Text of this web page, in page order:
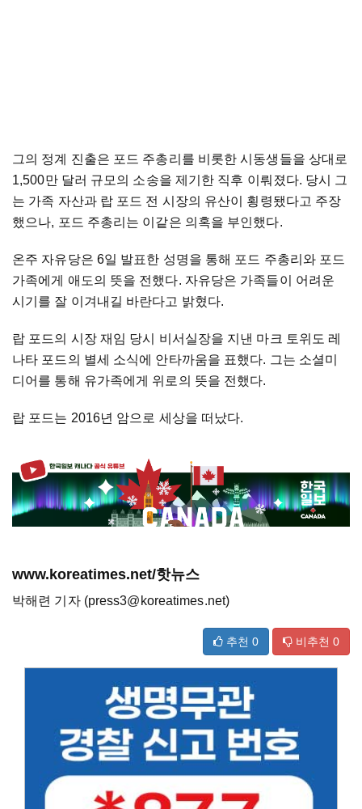
그의 정계 진출은 포드 주총리를 비롯한 시동생들을 상대로
1,500만 달러 규모의 소송을 제기한 직후 이뤄졌다. 당시 그
는 가족 자산과 랍 포드 전 시장의 유산이 횡령됐다고 주장
했으나, 포드 주총리는 이같은 의혹을 부인했다.
온주 자유당은 6일 발표한 성명을 통해 포드 주총리와 포드
가족에게 애도의 뜻을 전했다. 자유당은 가족들이 어려운
시기를 잘 이겨내길 바란다고 밝혔다.
랍 포드의 시장 재임 당시 비서실장을 지낸 마크 토위도 레
나타 포드의 별세 소식에 안타까움을 표했다. 그는 소셜미
디어를 통해 유가족에게 위로의 뜻을 전했다.
랍 포드는 2016년 암으로 세상을 떠났다.
www.koreatimes.net/핫뉴스
박해련 기자 (press3@koreatimes.net)
추천 0 비추천 0